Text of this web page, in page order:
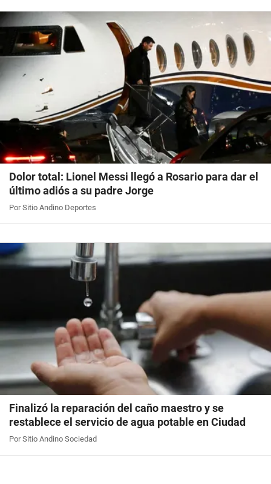
Dolor total: Lionel Messi llegó a Rosario para dar el
último adiós a su padre Jorge
Por Sitio Andino Deportes
Finalizó la reparación del caño maestro y se
restablece el servicio de agua potable en Ciudad
Por Sitio Andino Sociedad